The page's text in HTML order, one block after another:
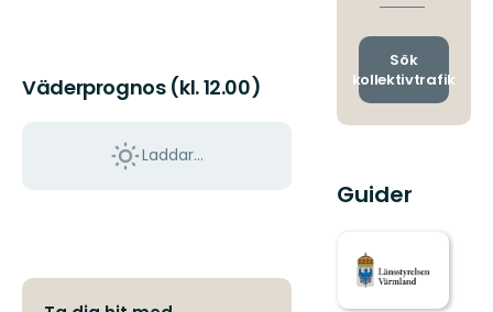
Väderprognos (kl. 12.00)
Laddar...
och
Sök
kollektivtrafik
Guider